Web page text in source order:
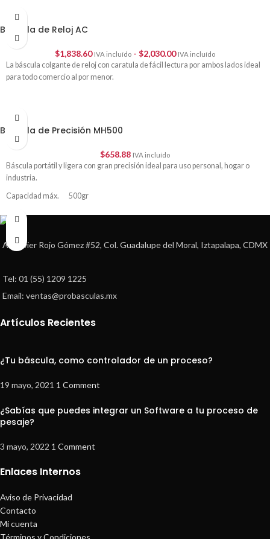
Báscula de Reloj AC
$1,838.60 IVA incluído - $2,030.00 IVA incluído
La báscula colgante de reloj con caratula de fácil lectura por ambos lados ideal
para todo comercio al por menor.
Báscula de Precisión MH500
$658.88 IVA incluído
Báscula portátil y ligera con gran precisión ideal para uso personal, hogar o
industria.
Capacidad máx. 500gr
División mínima 0.1gr
Av. Javier Rojo Gómez #52, Col. Guadalupe del Moral, Iztapalapa, CDMX
Tel: 01 (55) 1209 1225
Email: ventas@probasculas.mx
Artículos Recientes
¿Tu báscula, como controlador de un proceso?
19 mayo, 2021 1 Comment
¿Sabías que puedes integrar un Software a tu proceso de
pesaje?
3 mayo, 2022 1 Comment
Enlaces Internos
Aviso de Privacidad
Contacto
Mi cuenta
Términos y Condiciones